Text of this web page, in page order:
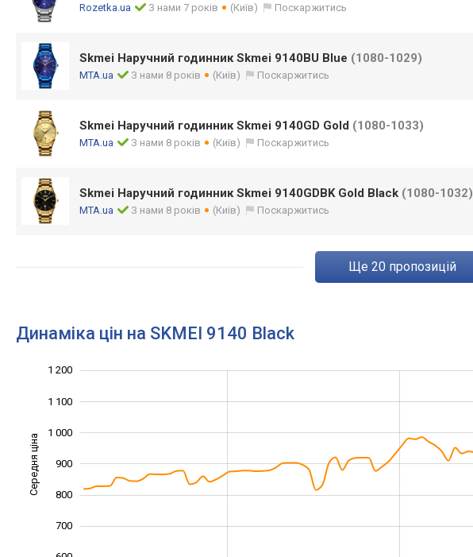
Rozetka.ua З нами 7 років (Київ) Поскаржитись
Skmei Наручний годинник Skmei 9140BU Blue (1080-1029)
MTA.ua З нами 8 років (Київ) Поскаржитись
Skmei Наручний годинник Skmei 9140GD Gold (1080-1033)
MTA.ua З нами 8 років (Київ) Поскаржитись
Skmei Наручний годинник Skmei 9140GDBK Gold Black (1080-1032)
MTA.ua З нами 8 років (Київ) Поскаржитись
ще 20 пропозицій
Динаміка цін на SKMEI 9140 Black
Середня ціна 1 000
700
800
900
1 000
1 100
1 200